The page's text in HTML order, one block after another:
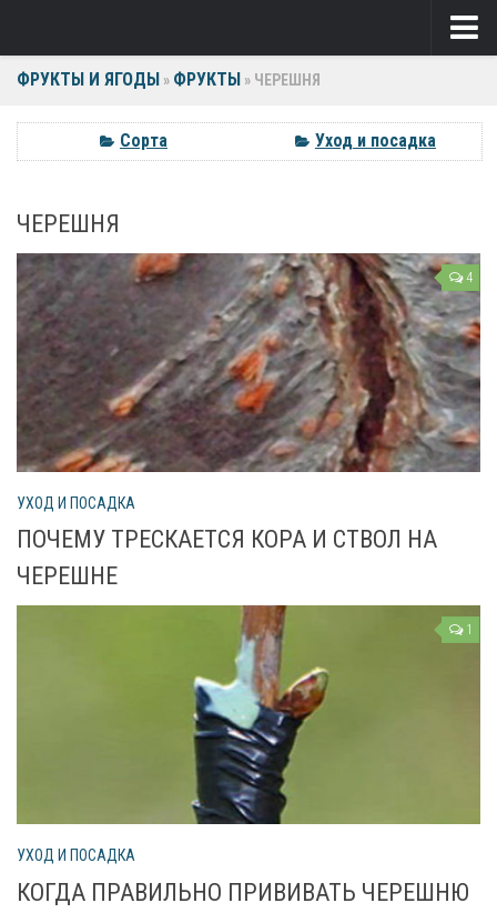
Ягоды
Виноград
Крыжовник
Малина
Фрукты
Груша
Ежевика
Слива
Черешня
Яблоня
Овощи
Орхидея
Драцена
ФРУКТЫ И ЯГОДЫ » ФРУКТЫ » ЧЕРЕШНЯ
Сорта Уход и посадка
ЧЕРЕШНЯ
4
УХОД И ПОСАДКА
ПОЧЕМУ ТРЕСКАЕТСЯ КОРА И СТВОЛ НА
ЧЕРЕШНЕ
1
УХОД И ПОСАДКА
КОГДА ПРАВИЛЬНО ПРИВИВАТЬ ЧЕРЕШНЮ